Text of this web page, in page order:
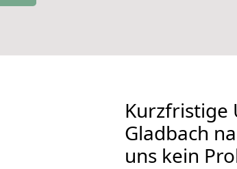
Kurzfristige
Gladbach
uns kein